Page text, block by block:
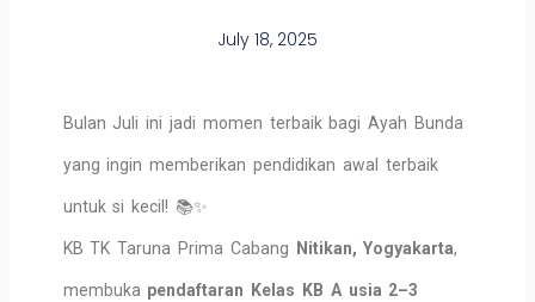
July 18, 2025
Bulan Juli ini jadi momen terbaik bagi Ayah Bunda
yang ingin memberikan pendidikan awal terbaik
untuk si kecil! 📚✨
KB TK Taruna Prima Cabang Nitikan, Yogyakarta,
membuka pendaftaran Kelas KB A usia 2–3